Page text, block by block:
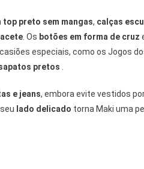
top preto sem mangas, calças
. Os botões em forma de cruz
especiais, como os Jogos
pretos
e jeans, embora evite vestidos
lado delicado torna Maki uma